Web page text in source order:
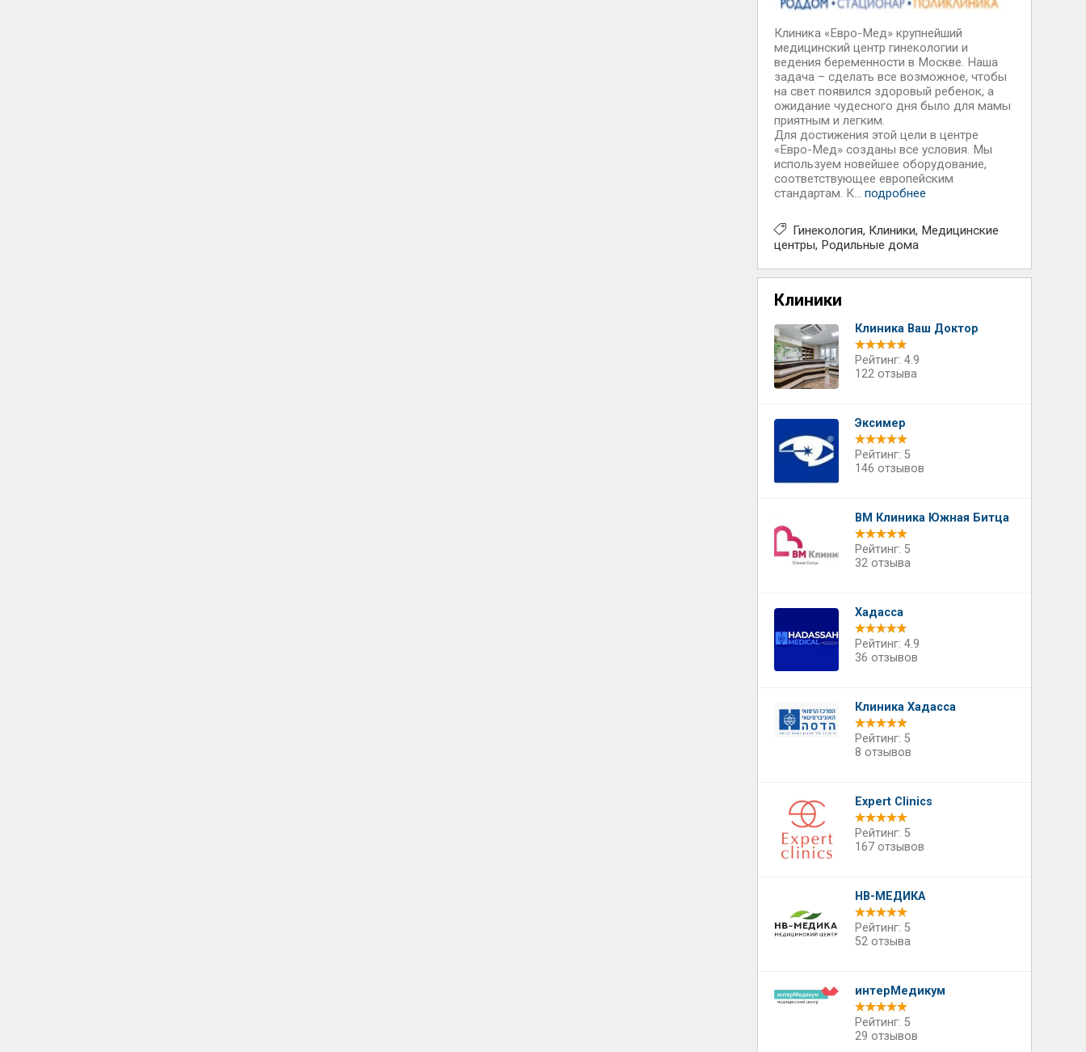
Клиника «Евро-Мед» крупнейший
медицинский центр гинекологии и
ведения беременности в Москве. Наша
задача – сделать все возможное, чтобы
на свет появился здоровый ребенок, а
ожидание чудесного дня было для мамы
приятным и легким.
Для достижения этой цели в центре
«Евро-Мед» созданы все условия. Мы
используем новейшее оборудование,
соответствующее европейским
стандартам. К... подробнее
Гинекология Клиники Медицинские
центры Родильные дома
Клиники
Клиника Ваш Доктор
Рейтинг: 4.9
122 отзыва
Эксимер
Рейтинг: 5
146 отзывов
ВМ Клиника Южная Битца
Рейтинг: 5
32 отзыва
Хадасса
Рейтинг: 4.9
36 отзывов
Клиника Хадасса
Рейтинг: 5
8 отзывов
Expert Clinics
Рейтинг: 5
167 отзывов
НВ-МЕДИКА
Рейтинг: 5
52 отзыва
интерМедикум
Рейтинг: 5
29 отзывов